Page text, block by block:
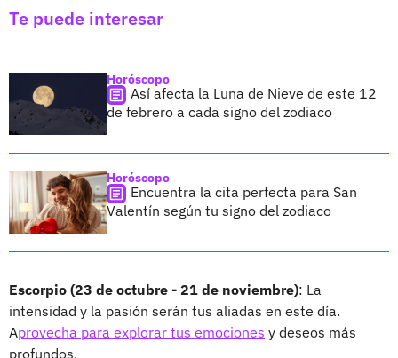
Te puede interesar
Horóscopo
Así afecta la Luna de Nieve de este 12
de febrero a cada signo del zodiaco
Horóscopo
Encuentra la cita perfecta para San
Valentín según tu signo del zodiaco
Escorpio (23 de octubre - 21 de noviembre): La
intensidad y la pasión serán tus aliadas en este día.
Aprovecha para explorar tus emociones y deseos más
profundos.